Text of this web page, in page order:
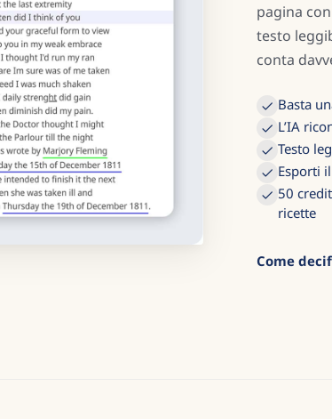
pagina
testo
conta
Basta
L’IA
Testo
Esporti
50
ricette
Come